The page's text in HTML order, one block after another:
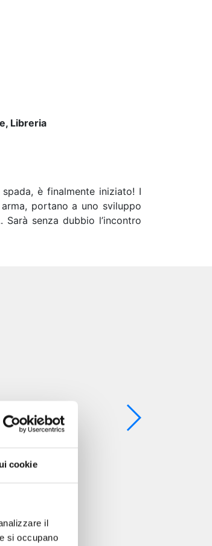
cookie
il
si occupano
Libreria
è finalmente iniziato! I
portano a uno sviluppo
senza dubbio l’incontro